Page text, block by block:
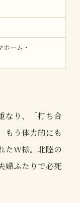
ーム・
なり、「打ち合
もう体力的にも
たW様。北陸の
婦ふたりで必死